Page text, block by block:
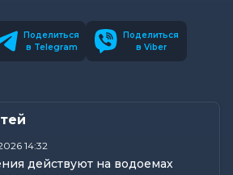
Поделиться
в Telegram
Поделиться
в Viber
14:32
действуют на водоемах